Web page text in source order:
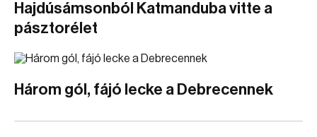
Hajdúsámsonból Katmanduba vitte a
pásztorélet
Három gól, fájó lecke a Debrecennek